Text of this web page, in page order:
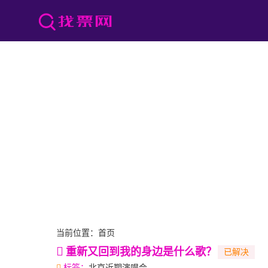
当前位置： 首页
重新又回到我的身边是什么歌？